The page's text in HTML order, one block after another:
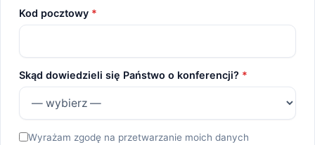
Kod pocztowy *
Skąd dowiedzieli się Państwo o konferencji? *
Wyrażam zgodę na przetwarzanie moich danych